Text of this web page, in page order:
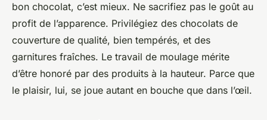
bon chocolat, c’est mieux. Ne sacrifiez pas le goût au
profit de l’apparence. Privilégiez des chocolats de
couverture de qualité, bien tempérés, et des
garnitures fraîches. Le travail de moulage mérite
d’être honoré par des produits à la hauteur. Parce que
le plaisir, lui, se joue autant en bouche que dans l’œil.